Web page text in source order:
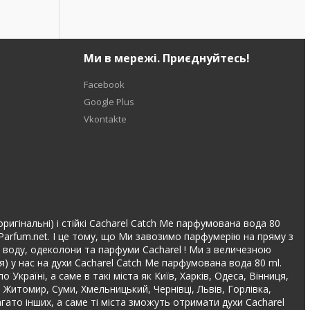
Ми в мережі. Приєднуйтесь!
Facebook
Google Plus
Vkontakte
і стійкі Cacharel Catch Me парфумована вода 80
І це тому, що Ми завозимо парфумерію на пряму з
воду, одеколони та парфуми Cacharel ! Ми з величезною
у нас на духи Cacharel Catch Me парфумована вода 80 ml.
а саме в такі міста як Київ, Харків, Одеса, Вінниця,
Суми, Хмельницький, Чернівці, Львів, Горлівка,
інших, а саме ті міста зможуть отримати духи Cacharel